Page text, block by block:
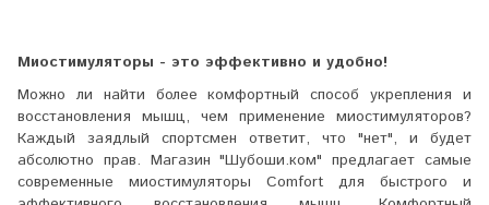
Миостимуляторы - это эффективно и удобно!
Можно ли найти более комфортный способ укрепления и
восстановления мышц, чем применение миостимуляторов?
Каждый заядлый спортсмен ответит, что "нет", и будет
абсолютно прав. Магазин "Шубоши.ком" предлагает самые
современные миостимуляторы Comfort для быстрого и